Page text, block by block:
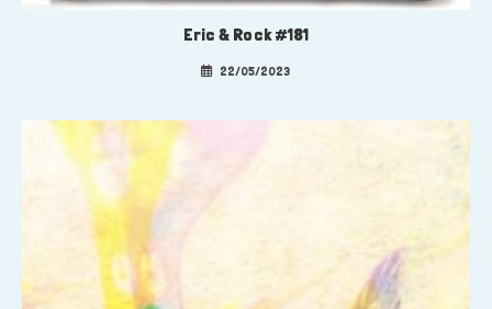
Eric & Rock #181
22/05/2023